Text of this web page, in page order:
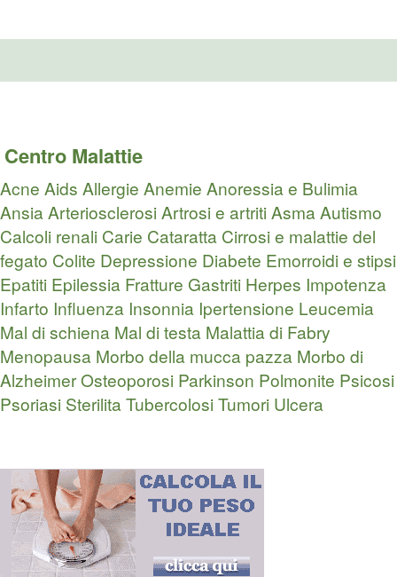
Centro Malattie
Acne Aids Allergie Anemie Anoressia e Bulimia
AnsiaArteriosclerosiArtrosi e artritiAsmaAutismo
Calcoli renali Carie Cataratta Cirrosi e malattie del
fegato Colite Depressione Diabete Emorroidi e stipsi
Epatiti Epilessia Fratture Gastriti Herpes Impotenza
Infarto Influenza Insonnia Ipertensione Leucemia
Mal di schiena Mal di testa Malattia di Fabry
Menopausa Morbo della mucca pazza Morbo di
AlzheimerOsteoporosi Parkinson Polmonite Psicosi
Psoriasi SterilitaTubercolosiTumori Ulcera